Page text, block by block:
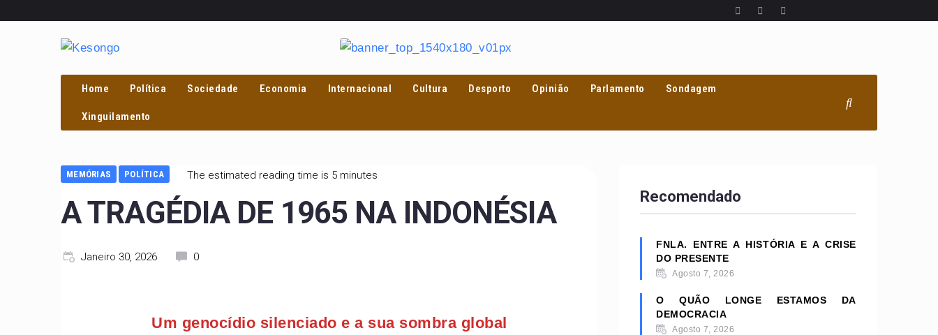
Home Política Sociedade Economia Internacional Cultura Desporto Opinião Parlamento Sondagem
Xinguilamento
MEMÓRIAS POLÍTICA The estimated reading time is 5 minutes
A TRAGÉDIA DE 1965 NA INDONÉSIA
Janeiro 30, 2026 0
Um genocídio silenciado e a sua sombra global
Recomendado
FNLA. ENTRE A HISTÓRIA E A CRISE
DO PRESENTE
Agosto 7, 2026
O QUÃO LONGE ESTAMOS DA
DEMOCRACIA
Agosto 7, 2026